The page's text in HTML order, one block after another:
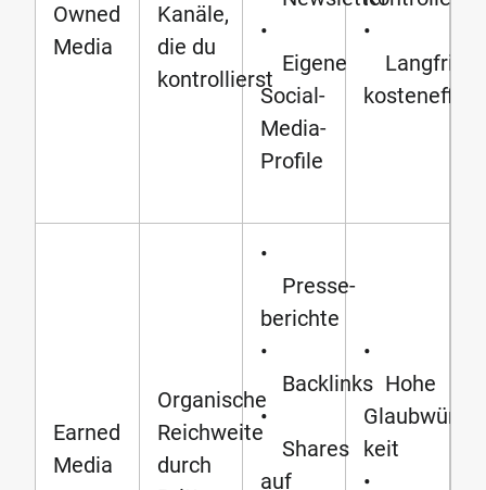
Owned
Media
Kanäle,
die du
kontrollierst
•
Eigene
Social-
Media-
Profile
•
Earned
Media
Organische
Reichweite
durch
•
Presse-
berichte
•
Backlinks
•
Shares
auf
•
Hohe
keit
•